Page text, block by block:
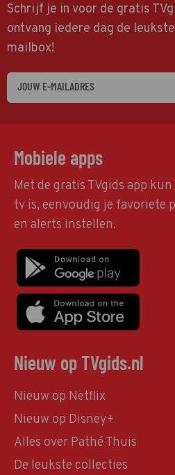
Schrijf je in voor de gratis
ontvang iedere dag de
mailbox!
Mobiele apps
Met de gratis TVgids app
tv is, eenvoudig je favoriete
en alerts instellen.
Nieuw op TVgids.nl
Nieuw op Netflix
Nieuw op Disney+
Alles over Pathé Thuis
De leukste collecties